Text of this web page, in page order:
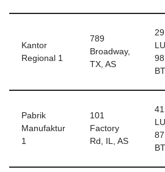
Kantor
Regional 1
789
Broadway,
TX, AS
BT
Pabrik
Manufaktur
1
101
Factory
Rd, IL, AS
BT